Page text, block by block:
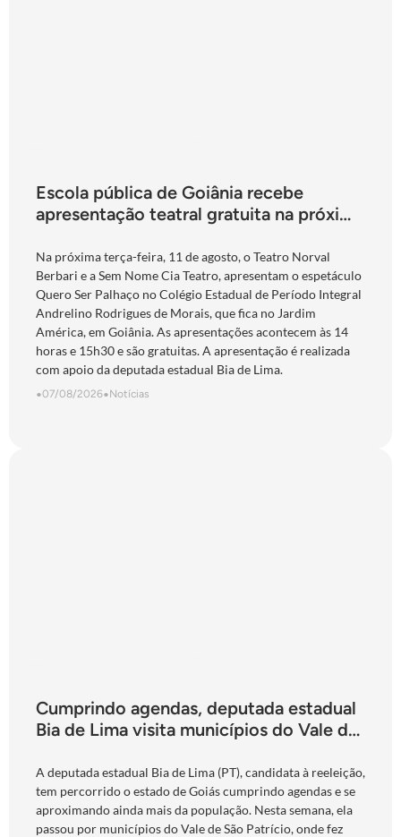
Escola pública de Goiânia recebe
apresentação teatral gratuita na próxima
Na próxima terça-feira, 11 de agosto, o Teatro Norval
Berbari e a Sem Nome Cia Teatro, apresentam o espetáculo
Quero Ser Palhaço no Colégio Estadual de Período Integral
Andrelino Rodrigues de Morais, que fica no Jardim
América, em Goiânia. As apresentações acontecem às 14
horas e 15h30 e são gratuitas. A apresentação é realizada
com apoio da deputada estadual Bia de Lima.
•07/08/2026•Notícias
Cumprindo agendas, deputada estadual
Bia de Lima visita municípios do Vale do
A deputada estadual Bia de Lima (PT), candidata à reeleição,
tem percorrido o estado de Goiás cumprindo agendas e se
aproximando ainda mais da população. Nesta semana, ela
passou por municípios do Vale de São Patrício, onde fez